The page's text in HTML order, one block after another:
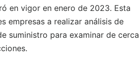
en vigor en enero de 2023. Esta
empresas a realizar análisis de
suministro para examinar de cerca